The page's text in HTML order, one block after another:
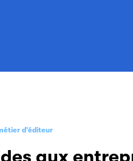
d'éditeur
aux